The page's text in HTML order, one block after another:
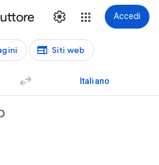
Accedi
Siti web
Italiano